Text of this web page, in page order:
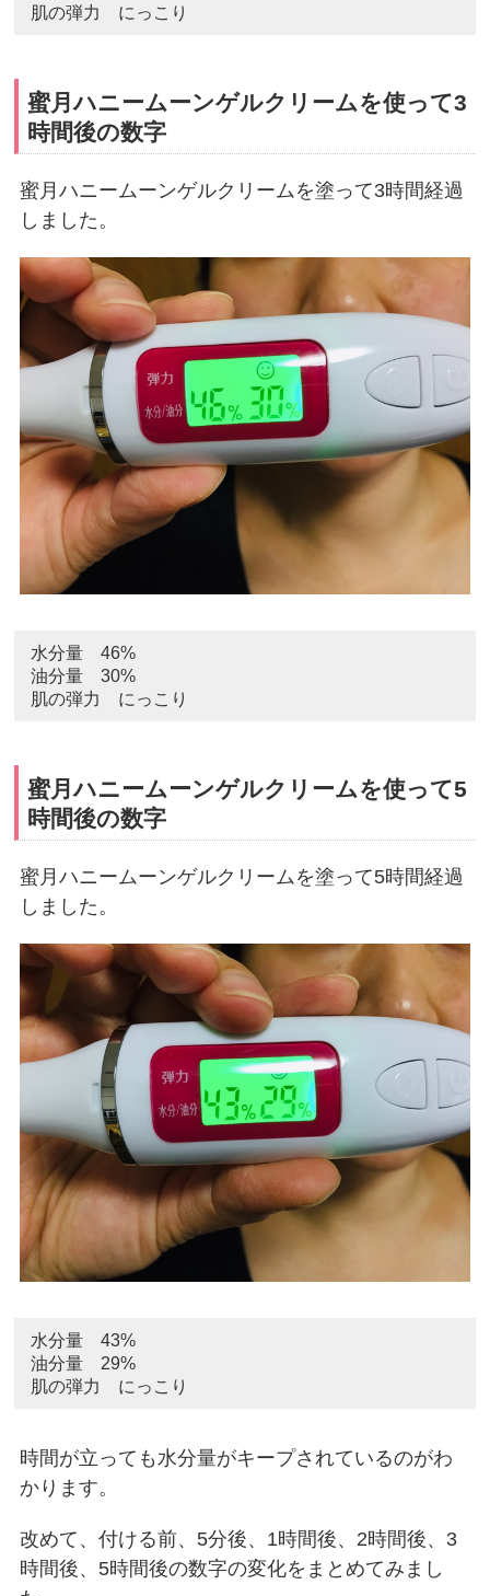
肌の弾力 にっこり
蜜月ハニームーンゲルクリームを使って3
時間後の数字
蜜月ハニームーンゲルクリームを塗って3時間経過
しました。
水分量 46%
油分量 30%
肌の弾力 にっこり
蜜月ハニームーンゲルクリームを使って5
時間後の数字
蜜月ハニームーンゲルクリームを塗って5時間経過
しました。
水分量 43%
油分量 29%
肌の弾力 にっこり
時間が立っても水分量がキープされているのがわ
かります。
改めて、付ける前、5分後、1時間後、2時間後、3
時間後、5時間後の数字の変化をまとめてみまし